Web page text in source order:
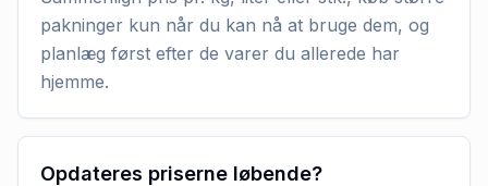
pakninger kun når du kan nå at bruge dem, og
planlæg først efter de varer du allerede har
hjemme.
Opdateres priserne løbende?